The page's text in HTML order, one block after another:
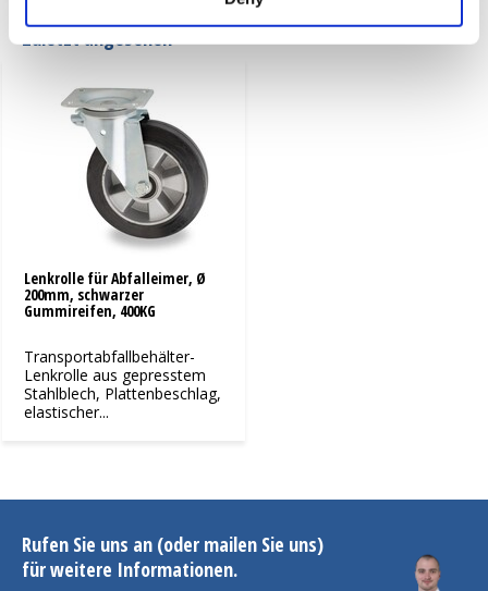
Zuletzt angesehen
Lenkrolle für Abfalleimer, Ø
200mm, schwarzer
Gummireifen, 400KG
Transportabfallbehälter-
Lenkrolle aus gepresstem
Stahlblech, Plattenbeschlag,
elastischer...
Rufen Sie uns an (oder mailen Sie uns)
für weitere Informationen.